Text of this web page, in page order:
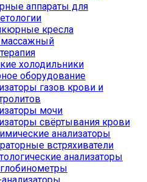
аппараты для
кресла
массажный
холодильники
оборудование
газов крови и
мочи
свёртывания крови
анализаторы
встряхиватели
анализаторы